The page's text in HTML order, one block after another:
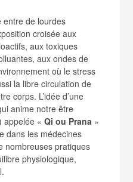
entre de lourdes
croisée aux
aux toxiques
aux ondes de
où le stress
la libre circulation de
corps. L’idée d’une
anime notre être
appelée «Qi ou Prana »
dans les médecines
nombreuses pratiques
physiologique,